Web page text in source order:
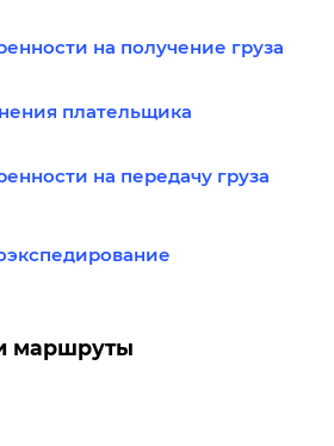
на получение груза
плательщика
на передачу груза
маршруты